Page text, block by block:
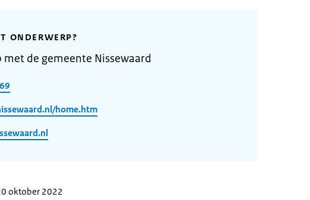
ONDERWERP?
met de gemeente Nissewaard
home.htm
oktober 2022